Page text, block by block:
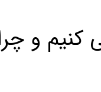
و چرا